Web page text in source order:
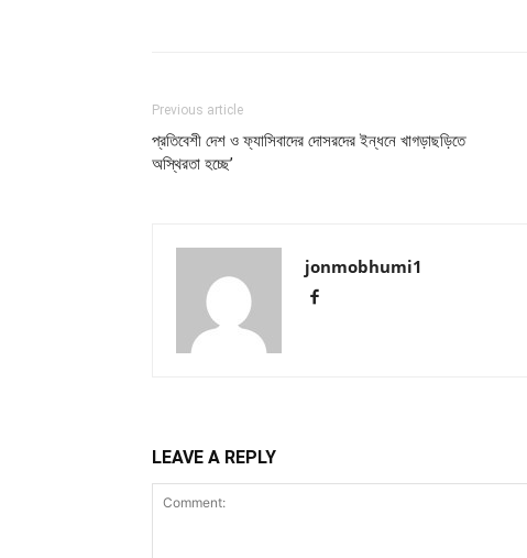
Previous article
প্রতিবেশী দেশ ও ফ্যাসিবাদের দোসরদের ইন্ধনে খাগড়াছড়িতে
অস্থিরতা হচ্ছে’
jonmobhumi1
LEAVE A REPLY